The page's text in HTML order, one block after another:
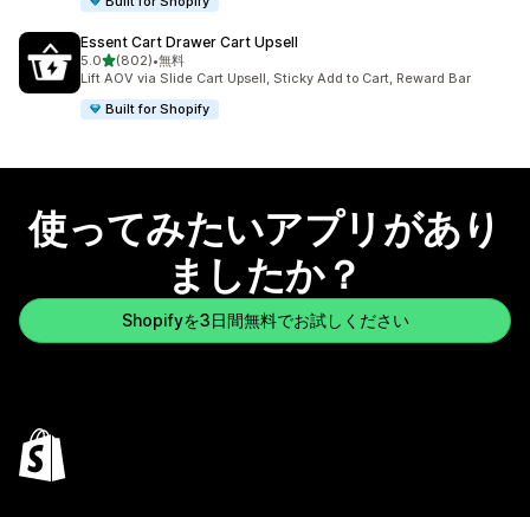
Essent Cart Drawer Cart Upsell
5.05つ星中
(802)
合計レビュー数：802件
•無料
Lift AOV via Slide Cart Upsell, Sticky Add to Cart, Reward Bar
Built for Shopify
使ってみたいアプリがあり
ましたか？
Shopifyを3日間無料でお試しください